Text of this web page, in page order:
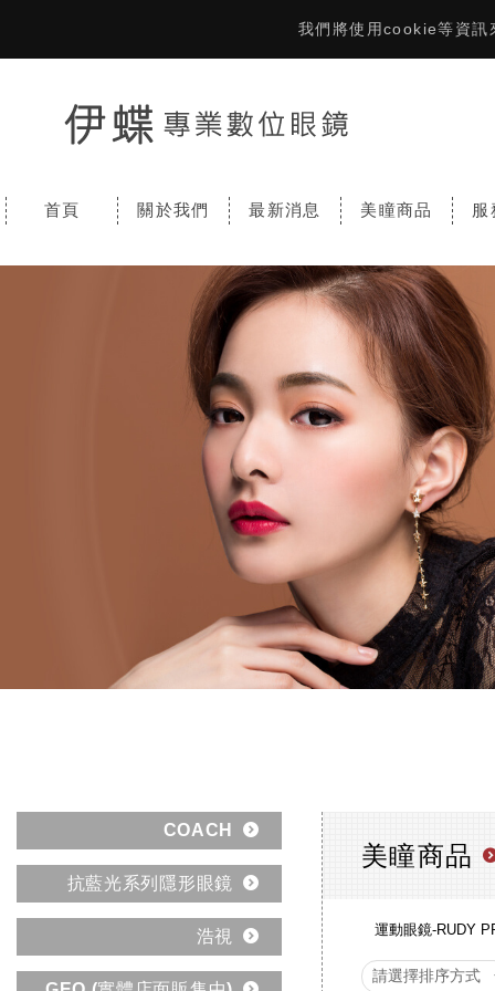
我們將使用cookie等資訊
首頁 關於我們 最新消息 美瞳商品 服
COACH
抗藍光系列隱形眼鏡
浩視
美瞳商品
運動眼鏡-RUDY